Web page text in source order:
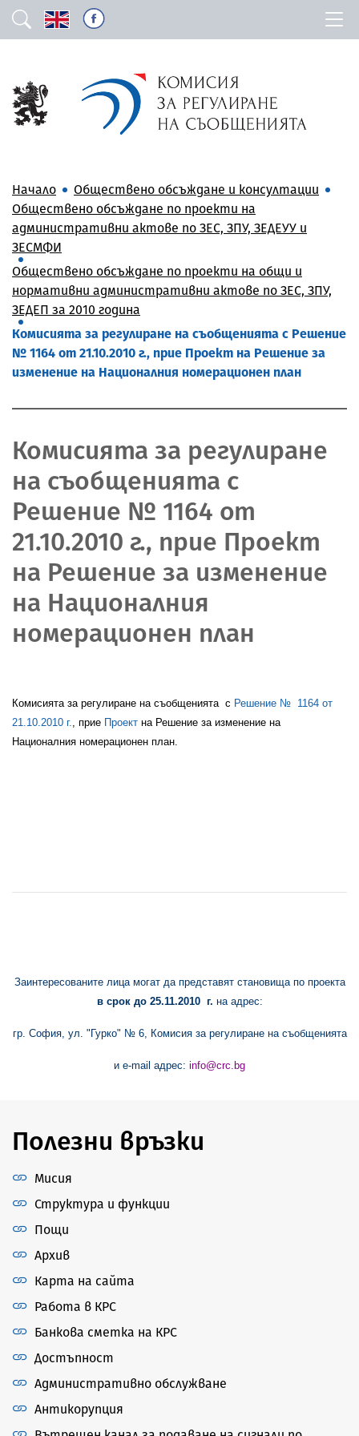
Начало
Обществено обсъждане и консултации
Обществено обсъждане по проекти на
административни актове по ЗЕС, ЗПУ, ЗЕДЕУУ и
ЗЕСМФИ
Обществено обсъждане по проекти на общи и
нормативни административни актове по ЗЕС, ЗПУ,
ЗЕДЕП за 2010 година
Комисията за регулиране на съобщенията с Решение
№ 1164 от 21.10.2010 г., прие Проект на Решение за
изменение на Националния номерационен план
Комисията за регулиране
на съобщенията с
Решение № 1164 от
21.10.2010 г., прие Проект
на Решение за изменение
на Националния
номерационен план
Комисията за регулиране на съобщенията с Решение № 1164 от
21.10.2010 г.
, прие Проект на Решение за изменение на
Националния номерационен план
Заинтересованите лица могат да представят становища по проекта
в срок до 25.11.2010 г. на адрес:
гр. София, ул. "Гурко" № 6, Комисия за регулиране на съобщенията
и e-mail адрес: info@crc.bg
Полезни връзки
Мисия
Структура и функции
Пощи
Архив
Карта на сайта
Работа в КРС
Банкова сметка на КРС
Достъпност
Административно обслужване
Антикорупция